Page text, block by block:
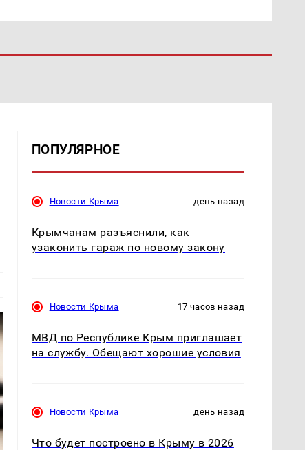
ПОПУЛЯРНОЕ
Новости Крыма день назад
Крымчанам разъяснили, как
узаконить гараж по новому закону
Новости Крыма 17 часов назад
МВД по Республике Крым приглашает
на службу. Обещают хорошие условия
Новости Крыма день назад
Что будет построено в Крыму в 2026